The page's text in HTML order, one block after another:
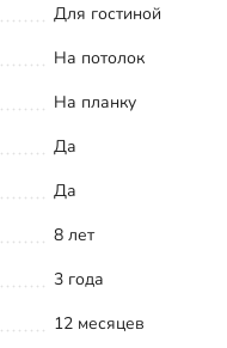
Для гостиной
На потолок
На планку
Да
Да
8 лет
3 года
12 месяцев